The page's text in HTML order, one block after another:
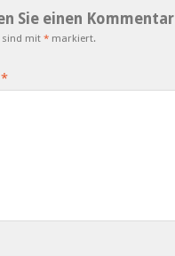
Sie einen Kommentar
sind mit * markiert.
*